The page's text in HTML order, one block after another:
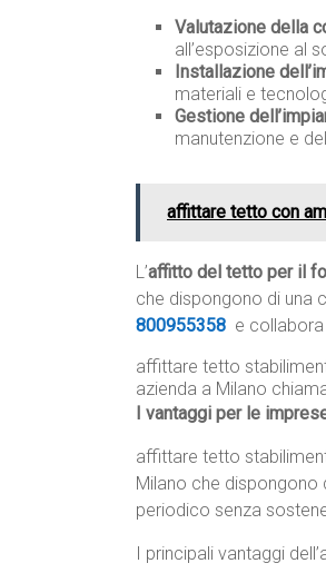
Valutazione della
all’esposizione al
Installazione
materiali e
Gestione
manutenzione e
affittare tetto con
L’affitto del tetto per il
che dispongono di una
800955358 e
affittare tetto
azienda a Milano
I vantaggi per le
affittare tetto
Milano che dispongono
periodico senza
I principali vantaggi